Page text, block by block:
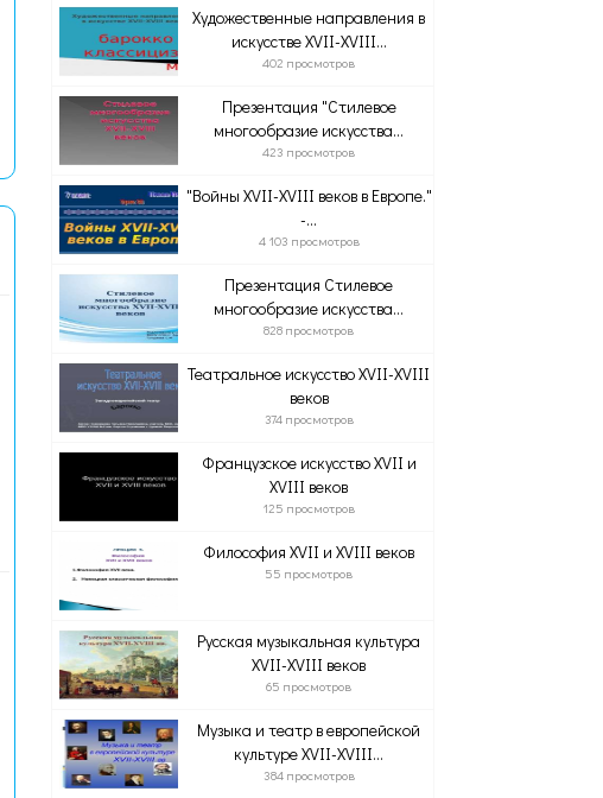
Художественные направления в
искусстве XVII-XVIII...
402 просмотров
Презентация "Стилевое
многообразие искусства...
423 просмотров
"Войны XVII-XVIII веков в Европе."
-...
4 103 просмотров
Презентация Стилевое
многообразие искусства...
828 просмотров
Театральное искусство XVII-XVIII
веков
374 просмотров
Французское искусство XVII и
XVIII веков
125 просмотров
Философия XVII и XVIII веков
55 просмотров
Русская музыкальная культура
XVII-XVIII веков
65 просмотров
Музыка и театр в европейской
культуре XVII-XVIII...
384 просмотров